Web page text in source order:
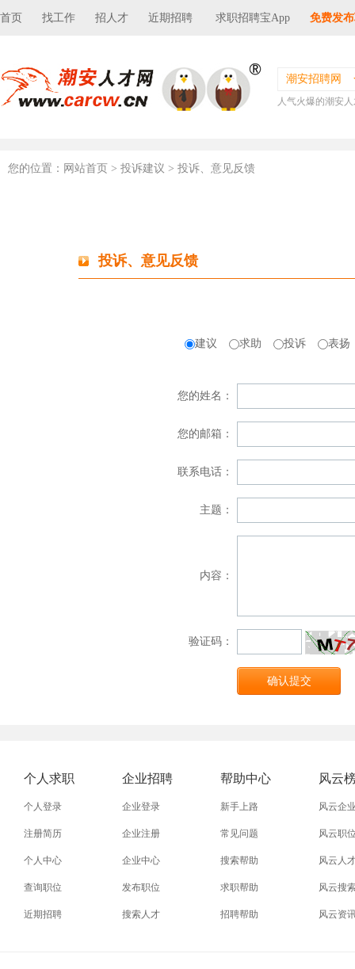
首页 找工作 招人才 近期招聘 求职招聘宝App 免费发
潮安招聘网
人气火爆的潮安
您的位置： 网站首页 > 投诉建议 > 投诉、意见反馈
投诉、意见反馈
建议 求助 投诉 表扬
您的姓名：
您的邮箱：
联系电话：
主题：
内容：
验证码：
个人求职
个人登录
注册简历
个人中心
查询职位
近期招聘
企业招聘
企业登录
企业注册
企业中心
发布职位
搜索人才
帮助中心
新手上路
常见问题
搜索帮助
求职帮助
招聘帮助
风云
风云企
风云职
风云人
风云搜
风云资